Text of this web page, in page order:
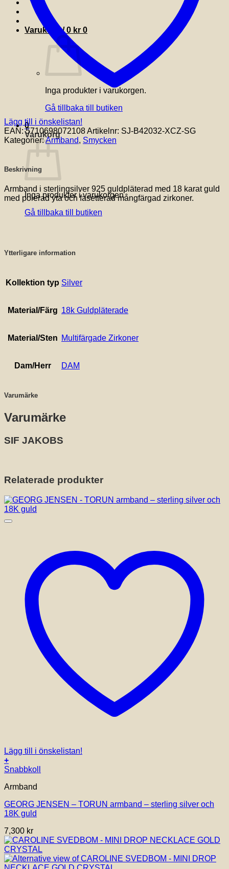
Varukorg /0 kr 0
Inga produkter i varukorgen.
Gå tillbaka till butiken
0
Varukorg
Inga produkter i varukorgen.
Gå tillbaka till butiken
Lägg till i önskelistan!
EAN:5710698072108Artikelnr: SJ-B42032-XCZ-SG
Kategorier:Armband, Smycken
Beskrivning
Armband i sterlingsilver 925 guldpläterad med 18 karat guld
med polerad yta och fasetterad mångfärgad zirkoner.
Ytterligare information
Kollektion typ Silver
Material/Färg 18k Guldpläterade
Material/Sten Multifärgade Zirkoner
Dam/Herr DAM
Varumärke
Varumärke
SIF JAKOBS
Relaterade produkter
Lägg till i önskelistan!
+
Den
produkten
flera
varianter.
olika
alternativen
kan
väljas
Snabbkoll
Armband
GEORG JENSEN – TORUN armband – sterling silver och
18K guld
7,300 kr